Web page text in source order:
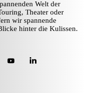
Welt der
Theater oder
wir spannende
hinter die Kulissen.